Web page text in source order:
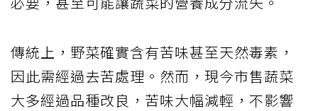
傳統上，野菜確實含有苦味甚至天然毒素，
因此需經過去苦處理。然而，現今市售蔬菜
大多經過品種改良，苦味大幅減輕，不影響